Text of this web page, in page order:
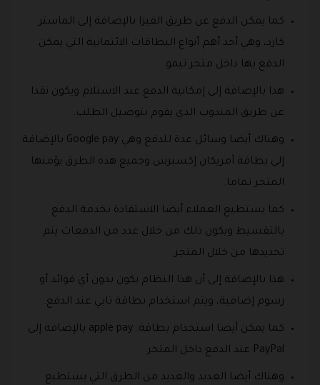
كما يمكن الدفع عن طريق الفيزا بالإضافة إلى الماستر
كارد، وهي أحد أهم أنواع البطاقات الائتمانية التي يمكن
الدفع بها داخل متجر تيمو.
هذا بالإضافة إلى إمكانية الدفع عند الاستلام ويكون نقدا
عن طريق المندوب الذي يقوم بتوصيل الطلب.
وهناك أيضا وسائل عدة للدفع وهي Google pay بالإضافة
إلى بطاقة أمريكان إكسبرس وجميع هذه الطرق يؤمنها
المتجر تماما.
كما يستطيع العملاء أيضا الاستفادة بخدمة الدفع
بالتقسيط ويكون ذلك من خلال عدد من الدفعات يتم
تحديدها من خلال المتجر.
هذا بالإضافة إلى أن هذا النظام يكون بدون أي فوائد أو
رسوم إضافية، ويتم استخدام بطاقة تابي عند الدفع.
كما يمكن أيضا استخدام بطاقة. apple pay بالإضافة إلى
PayPal عند الدفع داخل المتجر.
وهناك أيضا العديد والعديد من الطرق التي يستطيع